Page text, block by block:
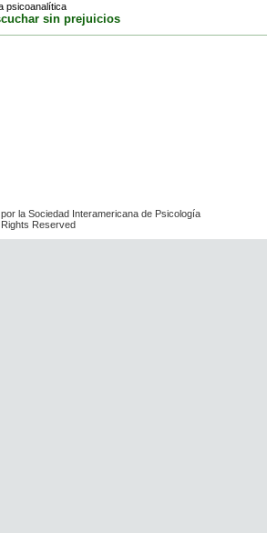
psicoanalítica
sin prejuicios
la Sociedad Interamericana de Psicología
Reserved